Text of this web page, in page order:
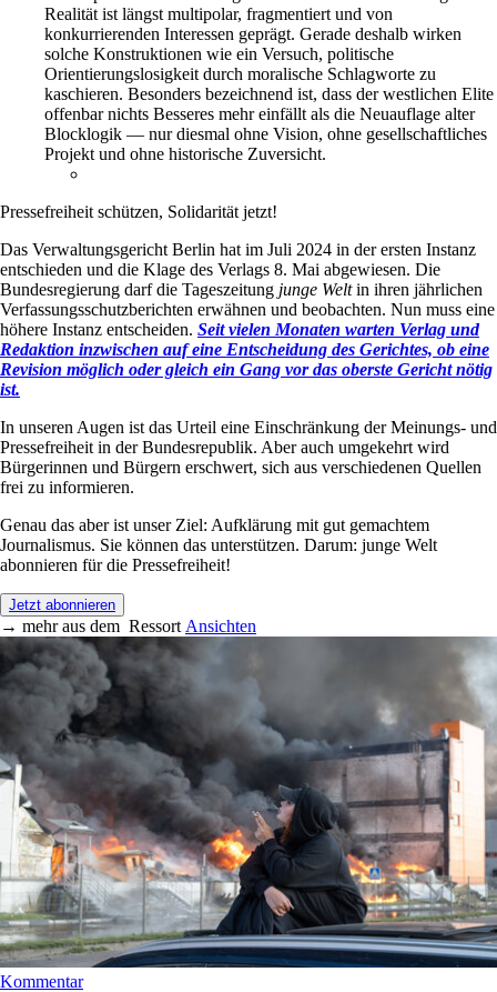
Realität ist längst multipolar, fragmentiert und von
konkurrierenden Interessen geprägt. Gerade deshalb wirken
solche Konstruktionen wie ein Versuch, politische
Orientierungslosigkeit durch moralische Schlagworte zu
kaschieren. Besonders bezeichnend ist, dass der westlichen Elite
offenbar nichts Besseres mehr einfällt als die Neuauflage alter
Blocklogik — nur diesmal ohne Vision, ohne gesellschaftliches
Projekt und ohne historische Zuversicht.
Pressefreiheit schützen, Solidarität jetzt!
Das Verwaltungsgericht Berlin hat im Juli 2024 in der ersten Instanz
entschieden und die Klage des Verlags 8. Mai abgewiesen. Die
Bundesregierung darf die Tageszeitung junge Weltin ihren jährlichen
Verfassungsschutzberichten erwähnen und beobachten. Nun muss eine
höhere Instanz entscheiden. Seit vielen Monaten warten Verlag und
Redaktion inzwischen auf eine Entscheidung des Gerichtes, ob eine
Revision möglich oder gleich ein Gang vor das oberste Gericht nötig
ist.
In unseren Augen ist das Urteil eine Einschränkung der Meinungs- und
Pressefreiheit in der Bundesrepublik. Aber auch umgekehrt wird
Bürgerinnen und Bürgern erschwert, sich aus verschiedenen Quellen
frei zu informieren.
Genau das aber ist unser Ziel: Aufklärung mit gut gemachtem
Journalismus. Sie können das unterstützen. Darum: junge Welt
abonnieren für die Pressefreiheit!
Jetzt abonnieren
→ mehr aus dem Ressort Ansichten
Kommentar